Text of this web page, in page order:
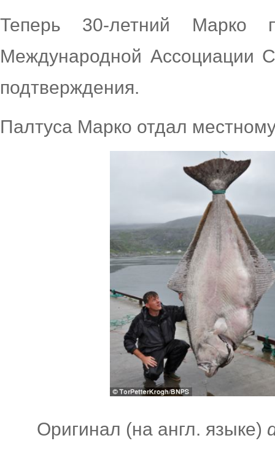
Теперь 30-летний Марко
Международной Ассоциации
подтверждения.
Палтуса Марко отдал
Оригинал (на англ. языке)